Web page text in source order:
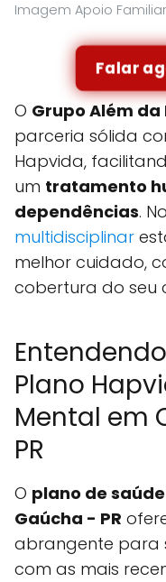
Imagem Apoio
Falar
O Grupo Além
parceria sólida
Hapvida,
um tratamento
dependências.
multidisciplinar
melhor cuidado,
cobertura do seu
Plano
Mental em
PR
O plano de
Gaúcha - PR
abrangente para
com as mais